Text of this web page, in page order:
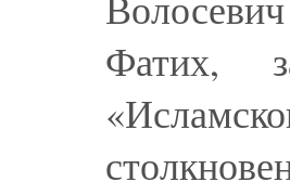
Фатих,